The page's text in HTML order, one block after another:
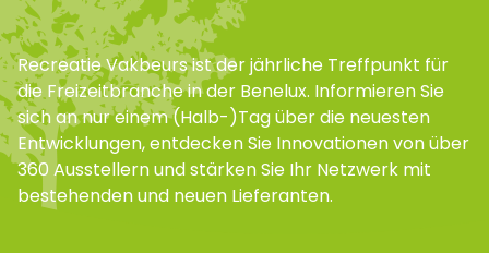
Recreatie Vakbeurs ist der jährliche Treffpunkt für
die Freizeitbranche in der Benelux. Informieren Sie
sich an nur einem (Halb-)Tag über die neuesten
Entwicklungen, entdecken Sie Innovationen von über
360 Ausstellern und stärken Sie Ihr Netzwerk mit
bestehenden und neuen Lieferanten.